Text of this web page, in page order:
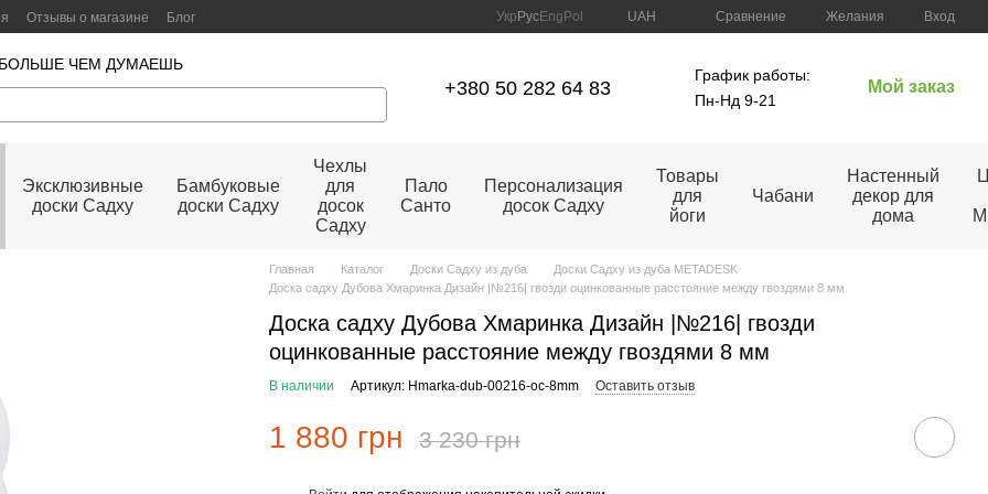
Отзывы о магазине
Блог
Укр РусEng Pol UAH Сравнение Желания Вход
БОЛЬШЕ ЧЕМ ДУМАЕШЬ
+380 50 282 64 83
График работы:
Пн-Нд 9-21
Мой заказ
Эксклюзивные
доски Садху
Бамбуковые
доски Садху
Чехлы
для
досок
Садху
Пало
Санто
Персонализация
досок Садху
Товары
для
йоги
Чабани
Настенный
декор для
дома
Главная Каталог Доски Садху из дуба
Доски Садху из дуба METADESK
Доска садху Дубова Хмаринка Дизайн |№216| гвозди оцинкованные расстояние между гвоздями 8 мм
Доска садху Дубова Хмаринка Дизайн |№216| гвозди
оцинкованные расстояние между гвоздями 8 мм
В наличии Артикул: Hmarka-dub-00216-oc-8mm Оставить отзыв
1 880 грн 3 230 грн